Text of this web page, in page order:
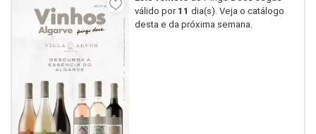
válido por 11 dia(s). Veja o catálogo
desta e da próxima semana.